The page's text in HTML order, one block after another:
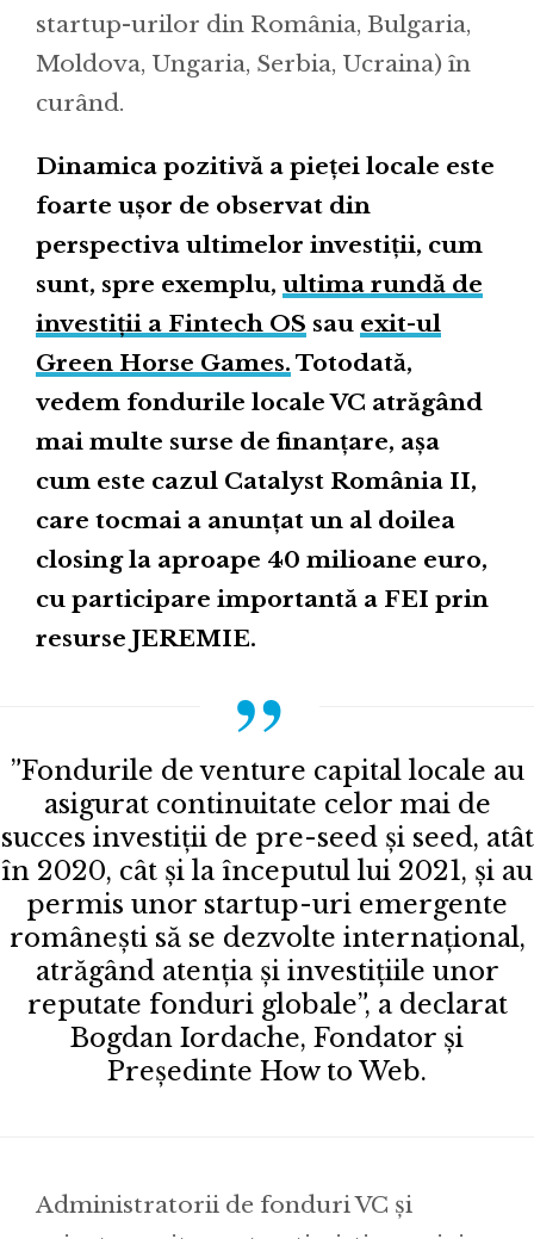
startup-urilor din România, Bulgaria,
Moldova, Ungaria, Serbia, Ucraina) în
curând.
Dinamica pozitivă a pieței locale este
foarte ușor de observat din
perspectiva ultimelor investiții, cum
sunt, spre exemplu, ultima rundă de
investiții a Fintech OS sau exit-ul
Green Horse Games. Totodată,
vedem fondurile locale VC atrăgând
mai multe surse de finanțare, așa
cum este cazul Catalyst România II,
care tocmai a anunțat un al doilea
closing la aproape 40 milioane euro,
cu participare importantă a FEI prin
resurse JEREMIE.
”Fondurile de venture capital locale au
asigurat continuitate celor mai de
succes investiții de pre-seed și seed, atât
în 2020, cât și la începutul lui 2021, și au
permis unor startup-uri emergente
românești să se dezvolte internațional,
atrăgând atenția și investițiile unor
reputate fonduri globale”, a declarat
Bogdan Iordache, Fondator și
Președinte How to Web.
Administratorii de fonduri VC și